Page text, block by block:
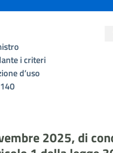
i criteri
d’uso
2025, di